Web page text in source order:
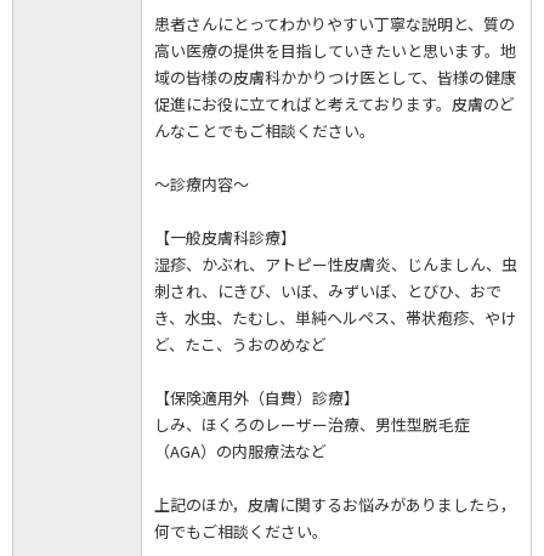
患者さんにとってわかりやすい丁寧な説明と、質の
高い医療の提供を目指していきたいと思います。地
域の皆様の皮膚科かかりつけ医として、皆様の健康
促進にお役に立てればと考えております。皮膚のど
んなことでもご相談ください。
～診療内容～
【一般皮膚科診療】
湿疹、かぶれ、アトピー性皮膚炎、じんましん、虫
刺され、にきび、いぼ、みずいぼ、とびひ、おで
き、水虫、たむし、単純ヘルペス、帯状疱疹、やけ
ど、たこ、うおのめなど
【保険適用外（自費）診療】
しみ、ほくろのレーザー治療、男性型脱毛症
（AGA）の内服療法など
上記のほか，皮膚に関するお悩みがありましたら，
何でもご相談ください。